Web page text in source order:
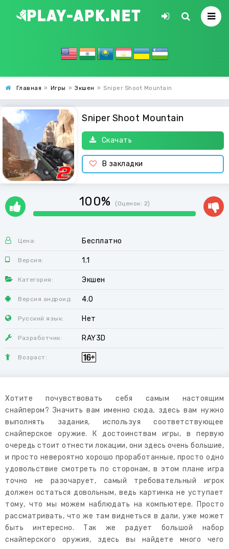
Главная » Игры » Экшен » Sniper Shoot Mountain
Sniper Shoot Mountain
Скачать
В закладки
100% (Оценок: 2)
Цена: Бесплатно
Версия: 1.1
Категория: Экшен
Версия андроид: 4.0
Русский язык: Нет
Разработчик: RAY3D
Возраст:
Хотите почувствовать себя самым настоящим
снайпером? Значить вам именно сюда, здесь вам нужно
выполнять задания, используя соответствующее
снайперское оружие. К достоинствам игры, в первую
очередь стоит отнести локации, они здесь очень большие,
и просто невероятно хорошо проработанные, просто одно
удовольствие смотреть по сторонам, в этом плане игра
точно не разочарует, самый требовательный игрок
должен остаться довольным, ведь картинка не уступает
тому, что мы можем наблюдать на компьютере. Просто
рассматривать, что же там виднеться в дали, уже может
быть интересно. Так же радует большой набор
снайперского оружия, здесь вы найдете много чего